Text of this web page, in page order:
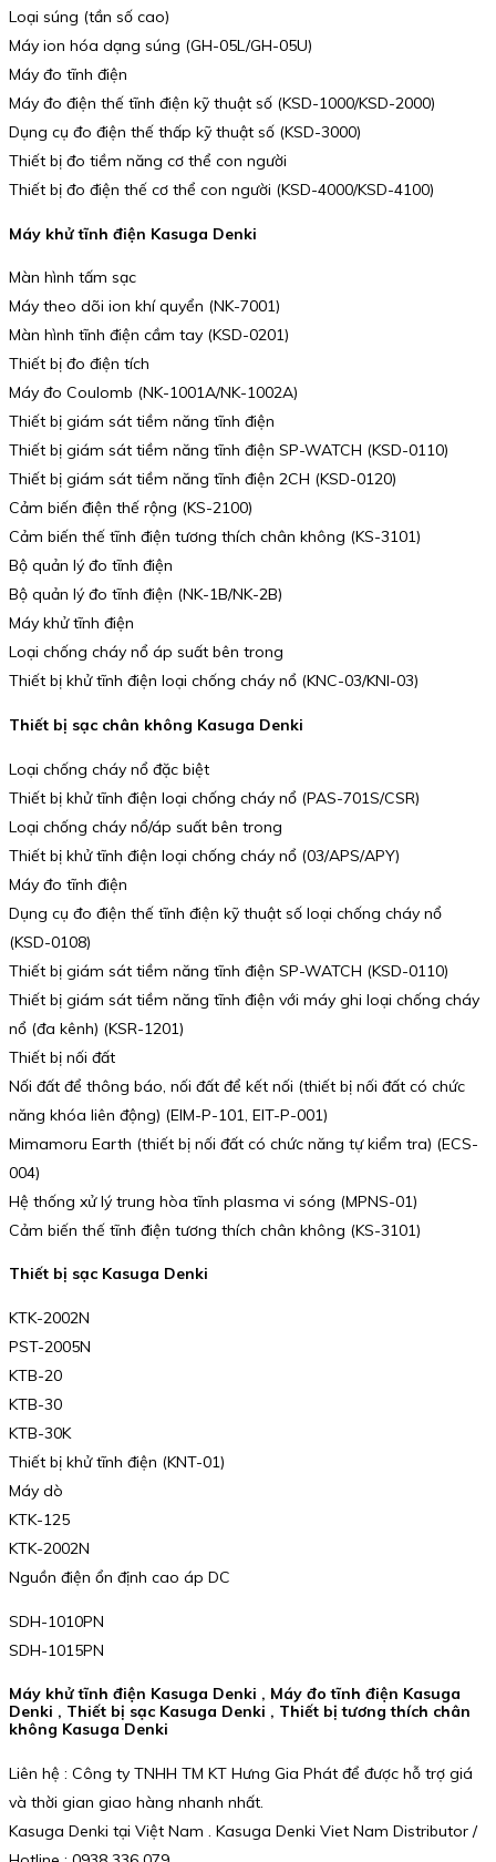
Loại súng (tần số cao)
Máy ion hóa dạng súng (GH-05L/GH-05U)
Máy đo tĩnh điện
Máy đo điện thế tĩnh điện kỹ thuật số (KSD-1000/KSD-2000)
Dụng cụ đo điện thế thấp kỹ thuật số (KSD-3000)
Thiết bị đo tiềm năng cơ thể con người
Thiết bị đo điện thế cơ thể con người (KSD-4000/KSD-4100)
Máy khử tĩnh điện Kasuga Denki
Màn hình tấm sạc
Máy theo dõi ion khí quyển (NK-7001)
Màn hình tĩnh điện cầm tay (KSD-0201)
Thiết bị đo điện tích
Máy đo Coulomb (NK-1001A/NK-1002A)
Thiết bị giám sát tiềm năng tĩnh điện
Thiết bị giám sát tiềm năng tĩnh điện SP-WATCH (KSD-0110)
Thiết bị giám sát tiềm năng tĩnh điện 2CH (KSD-0120)
Cảm biến điện thế rộng (KS-2100)
Cảm biến thế tĩnh điện tương thích chân không (KS-3101)
Bộ quản lý đo tĩnh điện
Bộ quản lý đo tĩnh điện (NK-1B/NK-2B)
Máy khử tĩnh điện
Loại chống cháy nổ áp suất bên trong
Thiết bị khử tĩnh điện loại chống cháy nổ (KNC-03/KNI-03)
Thiết bị sạc chân không Kasuga Denki
Loại chống cháy nổ đặc biệt
Thiết bị khử tĩnh điện loại chống cháy nổ (PAS-701S/CSR)
Loại chống cháy nổ/áp suất bên trong
Thiết bị khử tĩnh điện loại chống cháy nổ (03/APS/APY)
Máy đo tĩnh điện
Dụng cụ đo điện thế tĩnh điện kỹ thuật số loại chống cháy nổ
(KSD-0108)
Thiết bị giám sát tiềm năng tĩnh điện SP-WATCH (KSD-0110)
Thiết bị giám sát tiềm năng tĩnh điện với máy ghi loại chống cháy
nổ (đa kênh) (KSR-1201)
Thiết bị nối đất
Nối đất để thông báo, nối đất để kết nối (thiết bị nối đất có chức
năng khóa liên động) (EIM-P-101, EIT-P-001)
Mimamoru Earth (thiết bị nối đất có chức năng tự kiểm tra) (ECS-
004)
Hệ thống xử lý trung hòa tĩnh plasma vi sóng (MPNS-01)
Cảm biến thế tĩnh điện tương thích chân không (KS-3101)
Thiết bị sạc Kasuga Denki
KTK-2002N
PST-2005N
KTB-20
KTB-30
KTB-30K
Thiết bị khử tĩnh điện (KNT-01)
Máy dò
KTK-125
KTK-2002N
Nguồn điện ổn định cao áp DC
SDH-1010PN
SDH-1015PN
Máy khử tĩnh điện Kasuga Denki , Máy đo tĩnh điện Kasuga
Denki , Thiết bị sạc Kasuga Denki , Thiết bị tương thích chân
không Kasuga Denki
Liên hệ : Công ty TNHH TM KT Hưng Gia Phát để được hỗ trợ giá
và thời gian giao hàng nhanh nhất.
Kasuga Denki tại Việt Nam . Kasuga Denki Viet Nam Distributor /